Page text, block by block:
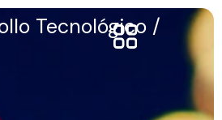
Tecnológico /